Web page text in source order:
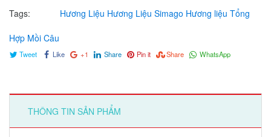
Tags: Hương Liệu Hương Liệu Simago Hương liệu Tổng
Hợp Mồi Câu
Tweet Like +1 Share Pin it Share WhatsApp
THÔNG TIN SẢN PHẨM